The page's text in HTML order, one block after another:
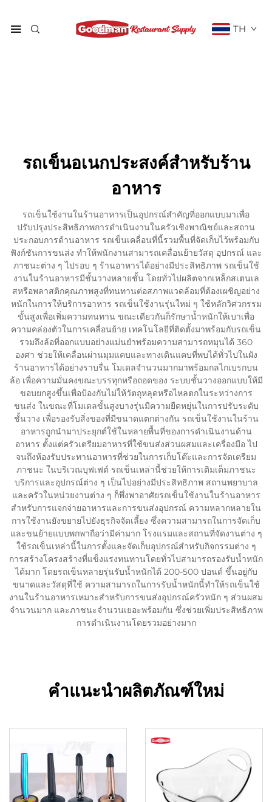
TH
รถเข็นอเนกประสงค์สำหรับร้าน
อาหาร
รถเข็นใช้งานในร้านอาหารเป็นอุปกรณ์สำคัญที่ออกแบบมาเพื่อ
ปรับปรุงประสิทธิภาพการดำเนินงานในครัวเชิงพาณิชย์และสถาน
ประกอบการด้านอาหาร รถเข็นเคลื่อนที่นี้รวมพื้นที่จัดเก็บไว้พร้อมกับ
ฟังก์ชันการขนส่ง ทำให้พนักงานสามารถเคลื่อนย้ายวัสดุ อุปกรณ์ และ
ภาชนะต่าง ๆ ไปรอบ ๆ ร้านอาหารได้อย่างมีประสิทธิภาพ รถเข็นใช้
งานในร้านอาหารมีชั้นวางหลายชั้น โดยทั่วไปผลิตจากเหล็กสเตนเล
สหรือพลาสติกคุณภาพสูงที่ทนทานต่อสภาพแวดล้อมที่ต้องเผชิญอย่าง
หนักในการให้บริการอาหาร รถเข็นใช้งานรุ่นใหม่ ๆ ใช้หลักวิศวกรรม
ขั้นสูงเพื่อเพิ่มความทนทาน ขณะเดียวกันก็รักษาน้ำหนักให้เบาเพื่อ
ความคล่องตัวในการเคลื่อนย้าย เทคโนโลยีที่ติดตั้งมาพร้อมกับรถเข็น
รวมถึงล้อที่ออกแบบอย่างแม่นยำพร้อมความสามารถหมุนได้ 360
องศา ช่วยให้เคลื่อนผ่านมุมแคบและทางเดินแคบที่พบได้ทั่วไปในผัง
ร้านอาหารได้อย่างราบรื่น โมเดลจำนวนมากมาพร้อมกลไกเบรกบน
ล้อ เพื่อความมั่นคงขณะบรรทุกหรือถอดของ ระบบชั้นวางออกแบบให้มี
ขอบยกสูงขึ้นเพื่อป้องกันไม่ให้วัตถุหลุดหรือไหลตกในระหว่างการ
ขนส่ง ในขณะที่โมเดลขั้นสูงบางรุ่นมีความยืดหยุ่นในการปรับระดับ
ชั้นวาง เพื่อรองรับสิ่งของที่มีขนาดแตกต่างกัน รถเข็นใช้งานในร้าน
อาหารถูกนำมาประยุกต์ใช้ในหลายพื้นที่ของการดำเนินงานด้าน
อาหาร ตั้งแต่ครัวเตรียมอาหารที่ใช้ขนส่งส่วนผสมและเครื่องมือ ไป
จนถึงห้องรับประทานอาหารที่ช่วยในการเก็บโต๊ะและการจัดเตรียม
ภาชนะ ในบริเวณบุฟเฟต์ รถเข็นเหล่านี้ช่วยให้การเติมเต็มภาชนะ
บริการและอุปกรณ์ต่าง ๆ เป็นไปอย่างมีประสิทธิภาพ สถานพยาบาล
และครัวในหน่วยงานต่าง ๆ ก็พึ่งพาอาศัยรถเข็นใช้งานในร้านอาหาร
สำหรับการแจกจ่ายอาหารและการขนส่งอุปกรณ์ ความหลากหลายใน
การใช้งานยังขยายไปยังธุรกิจจัดเลี้ยง ซึ่งความสามารถในการจัดเก็บ
และขนย้ายแบบพกพาถือว่ามีค่ามาก โรงแรมและสถานที่จัดงานต่าง ๆ
ใช้รถเข็นเหล่านี้ในการตั้งและจัดเก็บอุปกรณ์สำหรับกิจกรรมต่าง ๆ
การสร้างโครงสร้างที่แข็งแรงทนทานโดยทั่วไปสามารถรองรับน้ำหนัก
ได้มาก โดยรถเข็นหลายรุ่นรับน้ำหนักได้ 200-500 ปอนด์ ขึ้นอยู่กับ
ขนาดและวัสดุที่ใช้ ความสามารถในการรับน้ำหนักนี้ทำให้รถเข็นใช้
งานในร้านอาหารเหมาะสำหรับการขนส่งอุปกรณ์ครัวหนัก ๆ ส่วนผสม
จำนวนมาก และภาชนะจำนวนเยอะพร้อมกัน ซึ่งช่วยเพิ่มประสิทธิภาพ
การดำเนินงานโดยรวมอย่างมาก
คำแนะนำผลิตภัณฑ์ใหม่